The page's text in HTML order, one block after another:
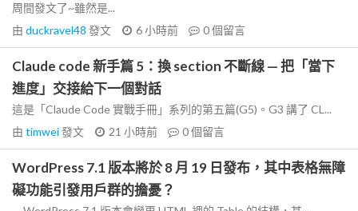
周間發文了~雖然是...
由 duckravel48 發文 6 小時前 0個留言
Claude code 新手篇 5：換 section 不斷線 — 把「當下
進度」交接給下一個對話
這是「Claude Code 實戰手冊」系列的第五篇(G5)。G3 講了 CL...
由 timwei發文 21 小時前 0個留言
WordPress 7.1 版本將於 8 月 19 日發布，其中表格無障
礙功能引發用戶群的擔憂？